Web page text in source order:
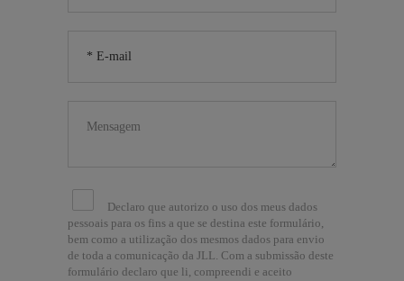
Declaro que autorizo o uso dos meus dados
pessoais para os fins a que se destina este formulário,
bem como a utilização dos mesmos dados para envio
de toda a comunicação da JLL. Com a submissão deste
formulário declaro que li, compreendi e aceito